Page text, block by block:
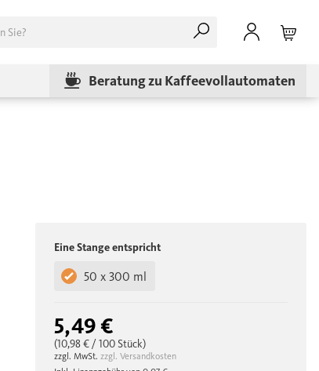
Beratung zu Kaffeevollautomaten
Eine Stange entspricht
50 x 300 ml
5,49 €
(10,98 €/ 100 Stück)
zzgl. MwSt. zzgl. Versandkosten